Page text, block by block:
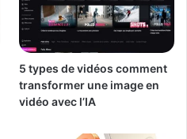
5 types de vidéos comment
transformer une image en
vidéo avec l’IA